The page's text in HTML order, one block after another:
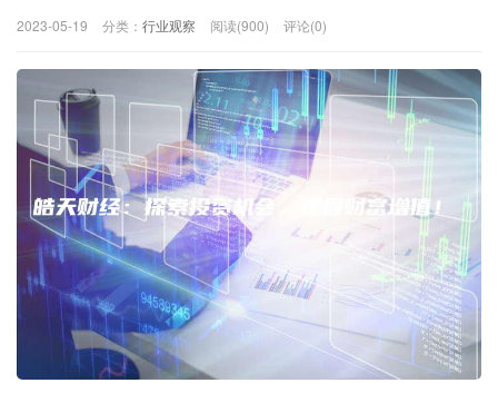
2023-05-19 分类： 行业观察 阅读(900) 评论(0)